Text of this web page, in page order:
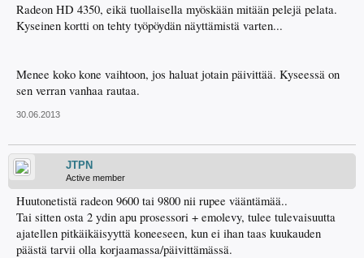
Radeon HD 4350, eikä tuollaisella myöskään mitään pelejä pelata.
Kyseinen kortti on tehty työpöydän näyttämistä varten...
Menee koko kone vaihtoon, jos haluat jotain päivittää. Kyseessä on
sen verran vanhaa rautaa.
30.06.2013
JTPN
Active member
Huutonetistä radeon 9600 tai 9800 nii rupee vääntämää..
Tai sitten osta 2 ydin apu prosessori + emolevy, tulee tulevaisuutta
ajatellen pitkäikäisyyttä koneeseen, kun ei ihan taas kuukauden
päästä tarvii olla korjaamassa/päivittämässä.